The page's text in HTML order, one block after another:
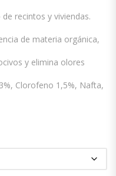
recintos y viviendas.
de materia orgánica,
y elimina olores
Clorofeno 1,5%, Nafta,